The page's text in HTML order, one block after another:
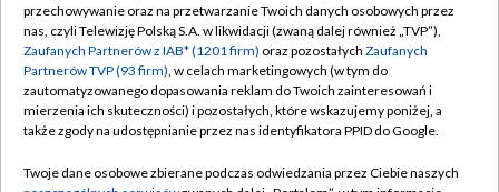
Abonament TVP
Emisja w TVP
Centrum informacji TVP
Naziemna Telewizja Cyfrowa
Regulamin TVP
Polityka prywatności
Moje zgody
Pomoc
przechowywanie oraz na przetwarzanie Twoich danych osobowych przez
nas, czyli Telewizję Polską S.A. w likwidacji (zwaną dalej również „TVP”),
Zaufanych Partnerów z IAB* (1201 firm) oraz pozostałych Zaufanych
Partnerów TVP (93 firm), w celach marketingowych (w tym do
zautomatyzowanego dopasowania reklam do Twoich zainteresowań i
mierzenia ich skuteczności) i pozostałych, które wskazujemy poniżej, a
także zgody na udostępnianie przez nas identyfikatora PPID do Google.
Twoje dane osobowe zbierane podczas odwiedzania przez Ciebie naszych